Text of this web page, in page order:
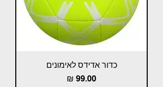
כדור אדידס לאימונים
מחיר